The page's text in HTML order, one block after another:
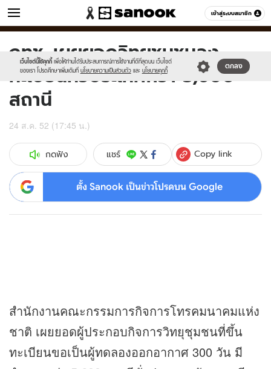
เข้าสู่ระบบสมาชิก
ข่าว หมวดอื่นๆ
เว็บไซต์นี้ใช้คุกกี้ เพื่อให้ท่านได้รับประสบการณ์การใช้งานที่ดีที่สุดบน เว็บไซต์
ของเรา โปรดศึกษาเพิ่มเติมที่ นโยบายความเป็นส่วนตัว และ นโยบายคุกกี้
ตกลง
Sanook
//s.isanook.com/sr/0/images/logo-
new-
sanook.png
600
60
กทช. เผยยอดวิทยุชุมชนลง
ทะเบียนทั่วประเทศกว่า 5,600
สถานี
24 ส.ค. 52 (17:45 น.)
กดฟัง แชร์ Copy link
ตั้ง Sanook เป็นข่าวโปรดบน Google
สำนักงานคณะกรรมการกิจการโทรคมนาคมแห่ง
ชาติ เผยยอดผู้ประกอบกิจการวิทยุชุมชนที่ขึ้น
ทะเบียนขอเป็นผู้ทดลองออกอากาศ 300 วัน มี